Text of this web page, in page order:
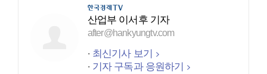
산업부 이서후 기자
after@hankyungtv.com
최신기사 보기
기자 구독과 응원하기